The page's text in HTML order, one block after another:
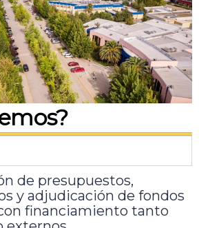
de presupuestos,
y adjudicación de fondos
financiamiento tanto